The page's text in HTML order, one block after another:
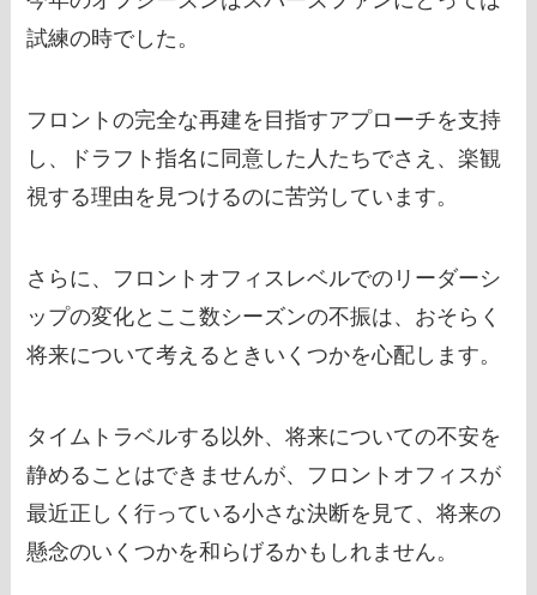
試練の時でした。
フロントの完全な再建を目指すアプローチを支持
し、ドラフト指名に同意した人たちでさえ、楽観
視する理由を見つけるのに苦労しています。
さらに、フロントオフィスレベルでのリーダーシ
ップの変化とここ数シーズンの不振は、おそらく
将来について考えるときいくつかを心配します。
タイムトラベルする以外、将来についての不安を
静めることはできませんが、フロントオフィスが
最近正しく行っている小さな決断を見て、将来の
懸念のいくつかを和らげるかもしれません。